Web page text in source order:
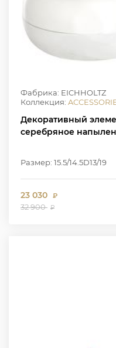
Фабрика: EICHHOLTZ
Коллекция:
Декоративный
серебряное
Размер: 15.5/14.5D13/19
23 030 ₽
32 900 ₽